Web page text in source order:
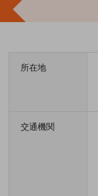
所在地
交通機関